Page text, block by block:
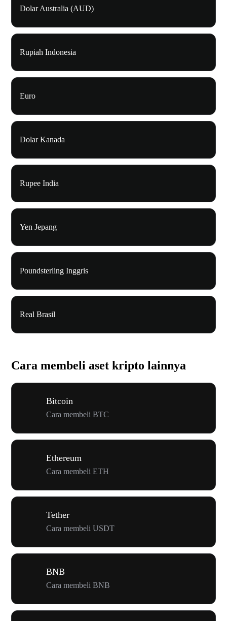
Dolar Australia (AUD)
Rupiah Indonesia
Euro
Dolar Kanada
Rupee India
Yen Jepang
Poundsterling Inggris
Real Brasil
Cara membeli aset kripto lainnya
Bitcoin
Cara membeli BTC
Ethereum
Cara membeli ETH
Tether
Cara membeli USDT
BNB
Cara membeli BNB